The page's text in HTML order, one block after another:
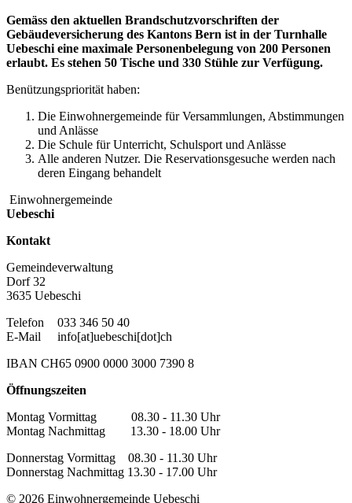
Gemäss den aktuellen Brandschutzvorschriften der
Gebäudeversicherung des Kantons Bern ist in der Turnhalle
Uebeschi eine maximale Personenbelegung von 200 Personen
erlaubt. Es stehen 50 Tische und 330 Stühle zur Verfügung.
Benützungspriorität haben:
Die Einwohnergemeinde für Versammlungen, Abstimmungen
und Anlässe
Die Schule für Unterricht, Schulsport und Anlässe
Alle anderen Nutzer. Die Reservationsgesuche werden nach
deren Eingang behandelt
Einwohnergemeinde
Uebeschi
Kontakt
Gemeindeverwaltung
Dorf 32
3635 Uebeschi
Telefon
033 346 50 40
E-Mail
info[at]uebeschi[dot]ch
IBAN CH65 0900 0000 3000 7390 8
Öffnungszeiten
Montag Vormittag 08.30 - 11.30 Uhr
Montag Nachmittag 13.30 - 18.00 Uhr
Donnerstag Vormittag 08.30 - 11.30 Uhr
Donnerstag Nachmittag 13.30 - 17.00 Uhr
© 2026 Einwohnergemeinde Uebeschi